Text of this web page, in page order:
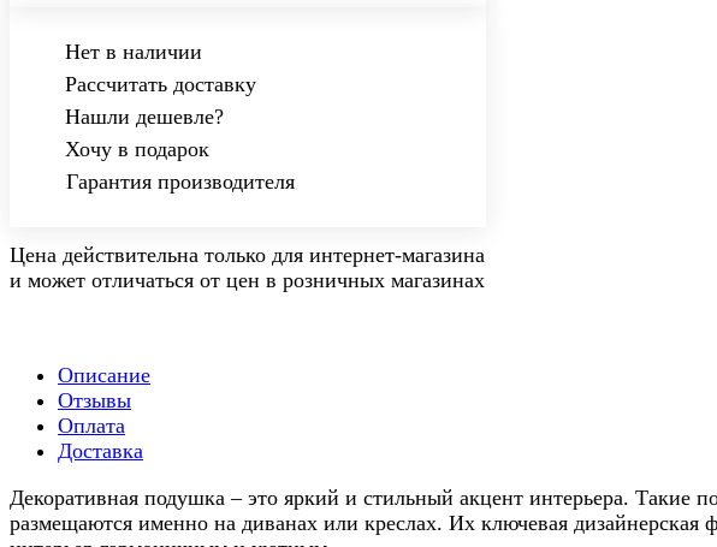
Нет в наличии
Рассчитать доставку
Нашли дешевле?
Хочу в подарок
Гарантия производителя
Цена действительна только для интернет-магазина
и может отличаться от цен в розничных магазинах
Описание
Отзывы
Оплата
Доставка
Декоративная подушка – это яркий и стильный акцент интерьера.
размещаются именно на диванах или креслах. Их ключевая дизайнерская